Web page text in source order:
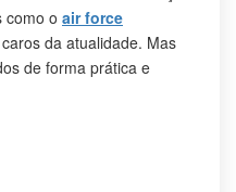
como o air force
da atualidade. Mas
de forma prática e